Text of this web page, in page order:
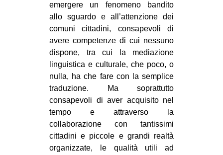
emergere un fenomeno bandito
allo sguardo e all’attenzione dei
comuni cittadini, consapevoli di
avere competenze di cui nessuno
dispone, tra cui la mediazione
linguistica e culturale, che poco, o
nulla, ha che fare con la semplice
traduzione. Ma soprattutto
consapevoli di aver acquisito nel
tempo e attraverso la
collaborazione con tantissimi
cittadini e piccole e grandi realtà
organizzate, le qualità utili ad